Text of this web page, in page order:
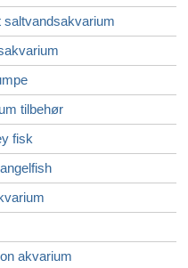
tilbehør
fisk
akvarium